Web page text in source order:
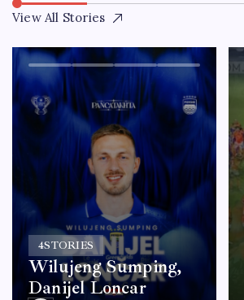
View All Stories
4STORIES
Wilujeng Sumping,
Danijel Loncar